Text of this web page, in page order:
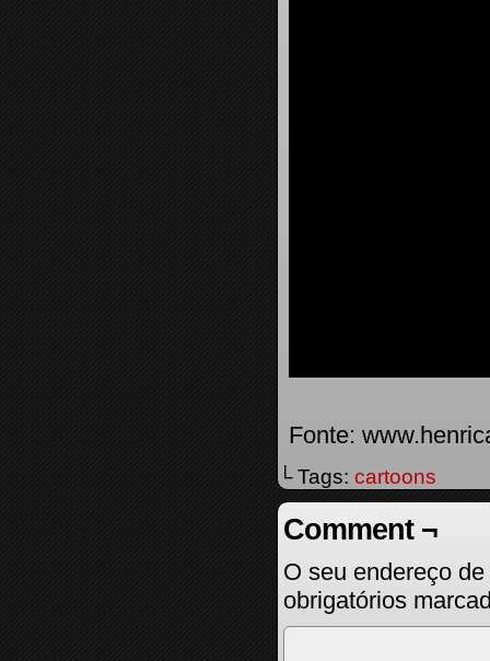
Fonte:
└ Tags: cartoons
Comment ¬
O seu endereço
obrigatórios